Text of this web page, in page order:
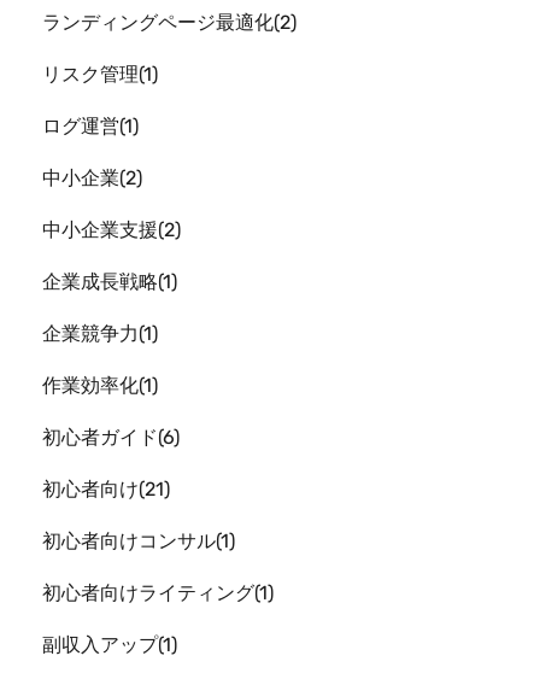
ランディングページ最適化 2
リスク管理 1
ログ運営 1
中小企業 2
中小企業支援 2
企業成長戦略 1
企業競争力 1
作業効率化 1
初心者ガイド 6
初心者向け 21
初心者向けコンサル 1
初心者向けライティング 1
副収入アップ 1